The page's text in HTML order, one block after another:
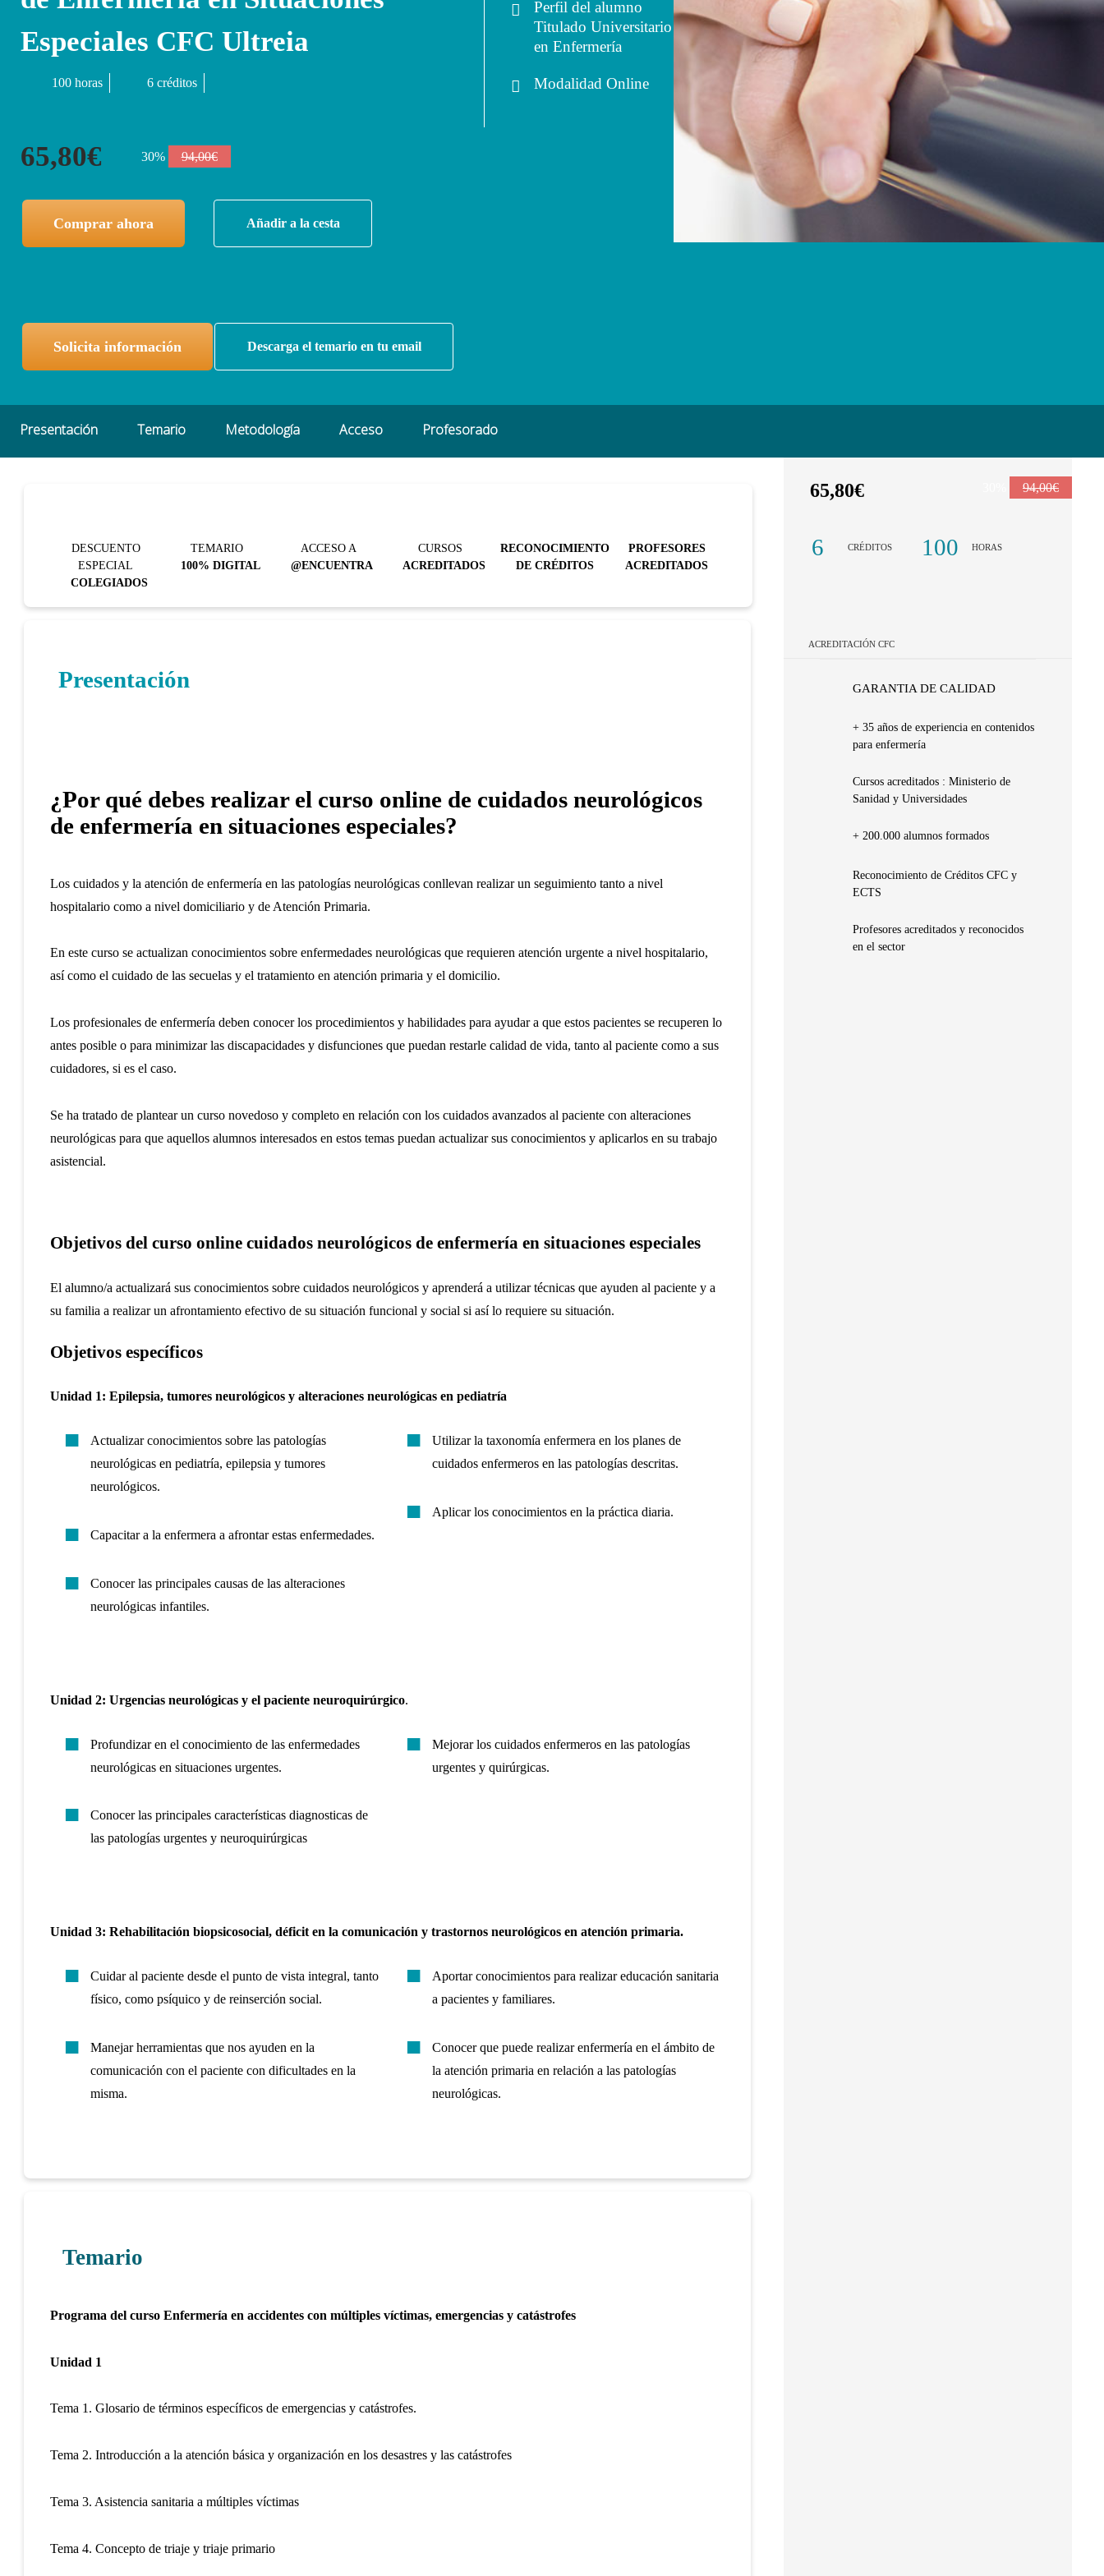
Especiales CFC Ultreia
100 horas 6 créditos
65,80€ 30% 94,00€
Comprar ahora Añadir a la cesta
Solicita información Descarga el temario en tu email
Perfil del alumno
Titulado Universitario
en Enfermería
Modalidad Online
Presentación Temario Metodología Acceso Profesorado
DESCUENTO
ESPECIAL
COLEGIADOS
TEMARIO
100% DIGITAL
ACCESO A
@ENCUENTRA
CURSOS
ACREDITADOS
RECONOCIMIENTO
DE CRÉDITOS
PROFESORES
ACREDITADOS
Presentación
¿Por qué debes realizar el curso online de cuidados neurológicos
de enfermería en situaciones especiales?
Los cuidados y la atención de enfermería en las patologías neurológicas conllevan realizar un seguimiento tanto a nivel
hospitalario como a nivel domiciliario y de Atención Primaria.
En este curso se actualizan conocimientos sobre enfermedades neurológicas que requieren atención urgente a nivel hospitalario,
así como el cuidado de las secuelas y el tratamiento en atención primaria y el domicilio.
Los profesionales de enfermería deben conocer los procedimientos y habilidades para ayudar a que estos pacientes se recuperen lo
antes posible o para minimizar las discapacidades y disfunciones que puedan restarle calidad de vida, tanto al paciente como a sus
cuidadores, si es el caso.
Se ha tratado de plantear un curso novedoso y completo en relación con los cuidados avanzados al paciente con alteraciones
neurológicas para que aquellos alumnos interesados en estos temas puedan actualizar sus conocimientos y aplicarlos en su trabajo
asistencial.
Objetivos del curso online cuidados neurológicos de enfermería en situaciones especiales
El alumno/a actualizará sus conocimientos sobre cuidados neurológicos y aprenderá a utilizar técnicas que ayuden al paciente y a
su familia a realizar un afrontamiento efectivo de su situación funcional y social si así lo requiere su situación.
Objetivos específicos
Unidad 1: Epilepsia, tumores neurológicos y alteraciones neurológicas en pediatría
Actualizar conocimientos sobre las patologías
neurológicas en pediatría, epilepsia y tumores
neurológicos.
Capacitar a la enfermera a afrontar estas enfermedades.
Conocer las principales causas de las alteraciones
neurológicas infantiles.
Utilizar la taxonomía enfermera en los planes de
cuidados enfermeros en las patologías descritas.
Aplicar los conocimientos en la práctica diaria.
Unidad 2: Urgencias neurológicas y el paciente neuroquirúrgico.
Profundizar en el conocimiento de las enfermedades
neurológicas en situaciones urgentes.
Conocer las principales características diagnosticas de
las patologías urgentes y neuroquirúrgicas
Mejorar los cuidados enfermeros en las patologías
urgentes y quirúrgicas.
Unidad 3: Rehabilitación biopsicosocial, déficit en la comunicación y trastornos neurológicos en atención primaria.
Cuidar al paciente desde el punto de vista integral, tanto
físico, como psíquico y de reinserción social.
Manejar herramientas que nos ayuden en la
comunicación con el paciente con dificultades en la
misma.
Aportar conocimientos para realizar educación sanitaria
a pacientes y familiares.
Conocer que puede realizar enfermería en el ámbito de
la atención primaria en relación a las patologías
neurológicas.
Temario
Programa del curso Enfermería en accidentes con múltiples víctimas, emergencias y catástrofes
Unidad 1
Tema 1. Glosario de términos específicos de emergencias y catástrofes.
Tema 2. Introducción a la atención básica y organización en los desastres y las catástrofes
Tema 3. Asistencia sanitaria a múltiples víctimas
Tema 4. Concepto de triaje y triaje primario
65,80€ 94,00€
6 CRÉDITOS 100 HORAS
ACREDITACIÓN CFC
GARANTIA DE CALIDAD
+ 35 años de experiencia en contenidos
para enfermería
Cursos acreditados : Ministerio de
Sanidad y Universidades
+ 200.000 alumnos formados
Reconocimiento de Créditos CFC y
ECTS
Profesores acreditados y reconocidos
en el sector